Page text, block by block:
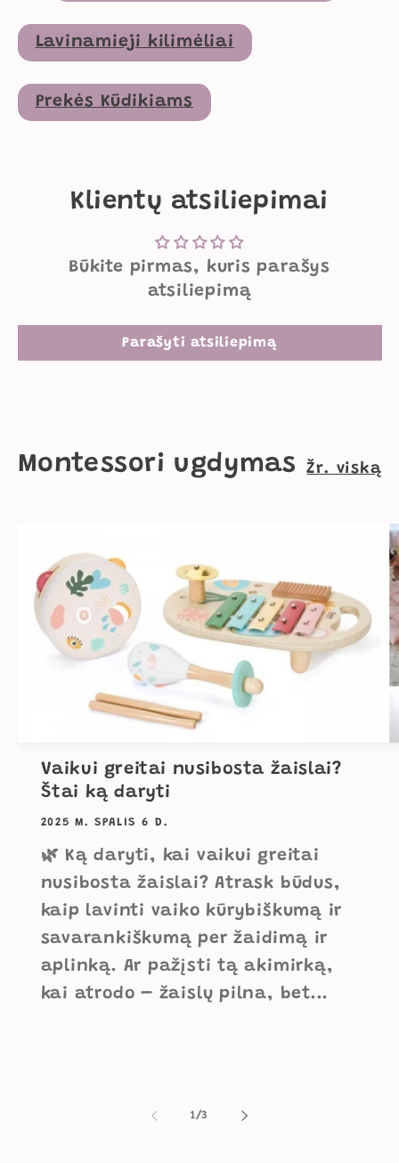
Lavinamieji kilimėliai
Prekės Kūdikiams
Klientų atsiliepimai
Būkite pirmas, kuris parašys
atsiliepimą
Parašyti atsiliepimą
Montessori ugdymas Žr. viską
Vaikui greitai nusibosta žaislai?
Štai ką daryti
2025 M. SPALIS 6 D.
🌿 Ką daryti, kai vaikui greitai
nusibosta žaislai? Atrask būdus,
kaip lavinti vaiko kūrybiškumą ir
savarankiškumą per žaidimą ir
aplinką. Ar pažįsti tą akimirką,
kai atrodo – žaislų pilna, bet...
1/iš
3